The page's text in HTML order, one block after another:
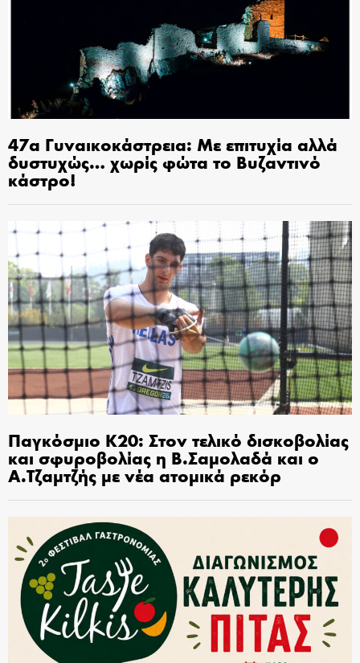
47α Γυναικοκάστρεια: Με επιτυχία αλλά
δυστυχώς… χωρίς φώτα το Βυζαντινό
κάστρο!
Παγκόσμιο Κ20: Στον τελικό δισκοβολίας
και σφυροβολίας η Β.Σαμολαδά και ο
Α.Τζαμτζής με νέα ατομικά ρεκόρ